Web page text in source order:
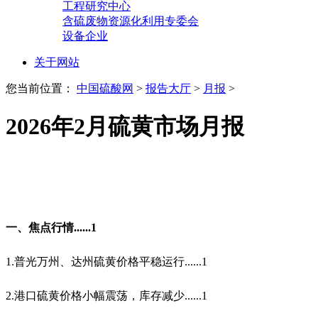
工程研究中心
含硫废物资源化利用专委会
设备企业
关于网站
您当前位置： 中国硫酸网 > 报告大厅 > 月报 >
2026年2月硫黄市场月报
一、焦点行情......1
1.普光万州、达州硫黄价格平稳运行......1
2.港口硫黄价格小幅震荡，库存减少......1